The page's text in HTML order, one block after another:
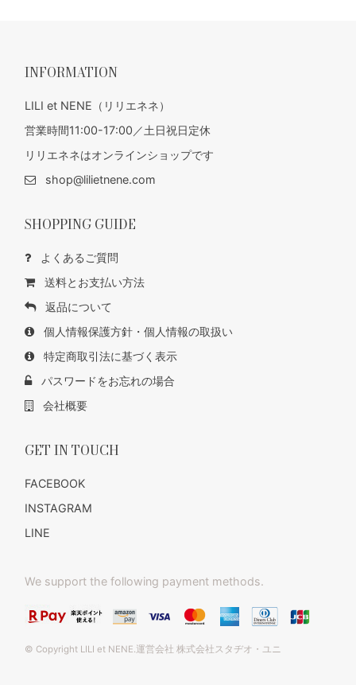
INFORMATION
LILI et NENE（リリエネネ）
営業時間11:00-17:00／土日祝日定休
リリエネネはオンラインショップです
shop@lilietnene.com
SHOPPING GUIDE
よくあるご質問
送料とお支払い方法
返品について
個人情報保護方針・個人情報の取扱い
特定商取引法に基づく表示
パスワードをお忘れの場合
会社概要
GET IN TOUCH
FACEBOOK
INSTAGRAM
LINE
We support the following payment methods.
© Copyright LILI et NENE.運営会社 株式会社スタヂオ・ユニ